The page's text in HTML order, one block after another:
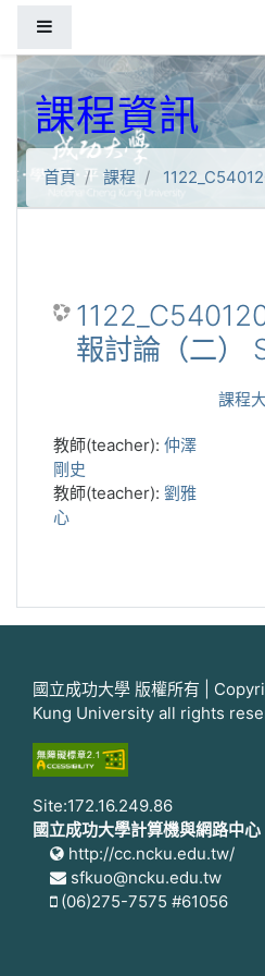
課程資訊
首頁 課程
報討論（二）
課程
教師(teacher): 仲澤
剛史
教師(teacher): 劉雅
心
國立成功大學 版權所有 |
Kung University all rights
Site:172.16.249.86
國立成功大學計算機與網路中心
http://cc.ncku.edu.tw/
sfkuo@ncku.edu.tw
(06)275-7575 #61056